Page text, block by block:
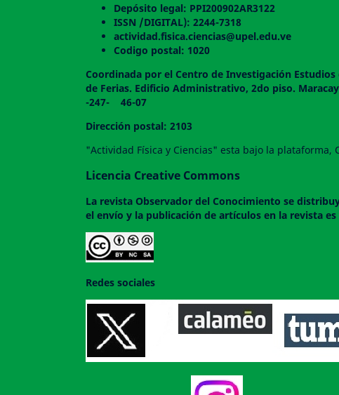
Depósito legal: PPI200902AR3122
ISSN /DIGITAL): 2244-7318
actividad.fisica.ciencias@upel.edu.ve
Codigo postal: 1020
Coordinada por el Centro de Investigación Estudios
de Ferias. Edificio Administrativo, 2do piso.
-247- 46-07
Dirección postal: 2103
"Actividad Física y Ciencias" esta bajo la plataforma,
Licencia Creative Commons
La revista Observador del Conocimiento se
el envío y la publicación de artículos en la revista
Redes sociales